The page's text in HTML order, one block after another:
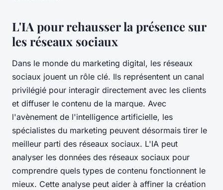
L'IA pour rehausser la présence sur
les réseaux sociaux
Dans le monde du marketing digital, les réseaux
sociaux jouent un rôle clé. Ils représentent un canal
privilégié pour interagir directement avec les clients
et diffuser le contenu de la marque. Avec
l'avènement de l'intelligence artificielle, les
spécialistes du marketing peuvent désormais tirer le
meilleur parti des réseaux sociaux. L'IA peut
analyser les données des réseaux sociaux pour
comprendre quels types de contenu fonctionnent le
mieux. Cette analyse peut aider à affiner la création